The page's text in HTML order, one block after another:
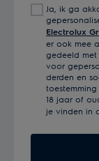
mailadres
Ja, ik ga
Electrolux
er ook mee
gedeeld
voor
derden en
18 jaar of
je vinden in